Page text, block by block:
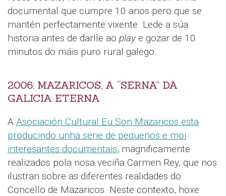
documental que cumpre 10 anos pero que se
mantén perfectamente vixente. Lede a súa
historia antes de darlle ao play e gozar de 10
minutos do máis puro rural galego.
2006: MAZARICOS, A “SERNA” DA
GALICIA ETERNA
A Asociación Cultural Eu Son Mazaricos esta
producindo unha serie de pequenos e moi
interesantes documentais, magnificamente
realizados pola nosa veciña Carmen Rey, que nos
ilustran sobre as diferentes realidades do
Concello de Mazaricos. Neste contexto, hoxe